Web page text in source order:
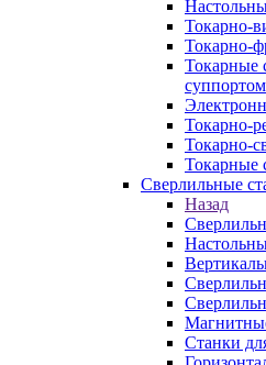
Токарно-
Токарно-
Токарные
суппортом
Токарно-
Токарно-
Токарные
Сверлильные
Назад
Станки